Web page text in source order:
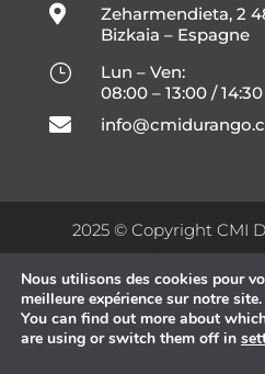

Zeharmendieta, 2
Bizkaia – Espagne
}
Lun – Ven:
08:00 – 13:00 / 14:30

2025 © Copyright CMI
réservés |Mentions
confidentialité|Politique
|Conditions générales
générales d’achat|
Nous utilisons des cookies pour
meilleure expérience sur notre site.
You can find out more about
are using or switch them off in